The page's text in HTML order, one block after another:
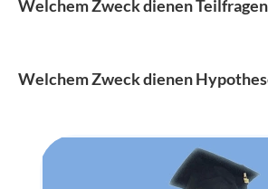
Welchem Zweck dienen
Welchem Zweck dienen